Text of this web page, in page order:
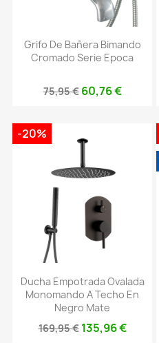
Grifo De Bañera Bimando
Cromado Serie Epoca
75,95 € 60,76 €
Ducha Empotrada Ovalada
Monomando A Techo En
Negro Mate
169,95 € 135,96 €
-20%